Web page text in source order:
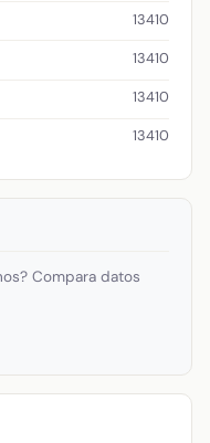
13410
13410
13410
13410
Compara datos